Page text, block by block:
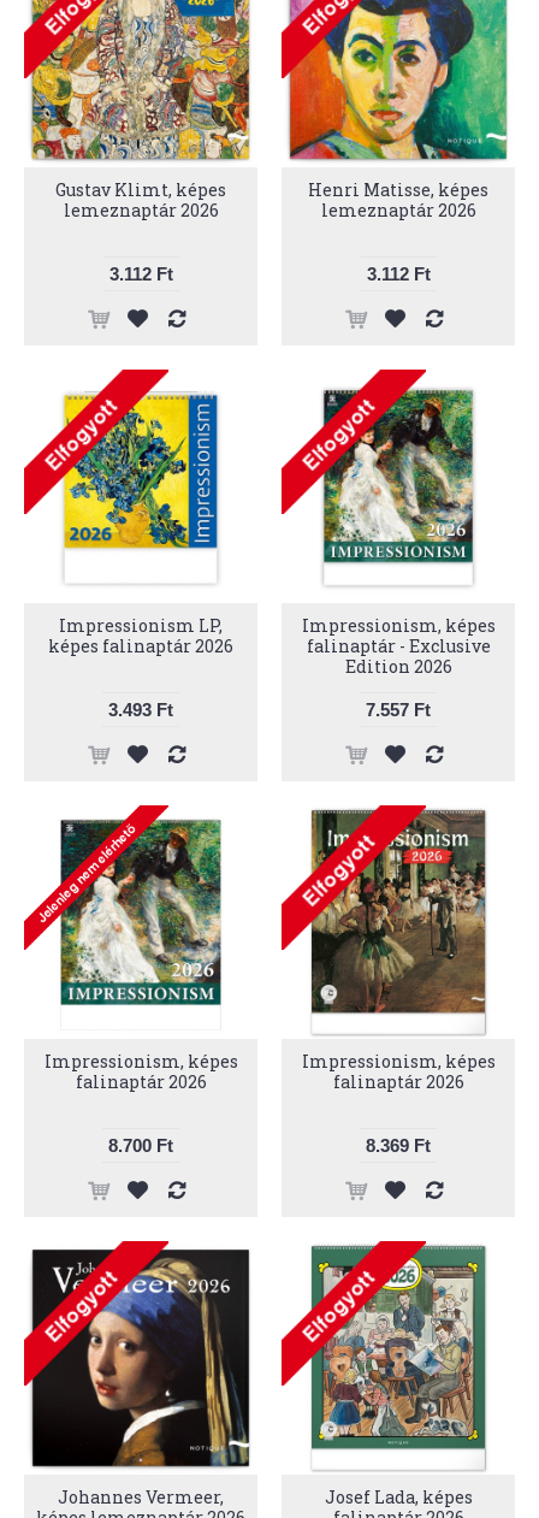
Gustav Klimt, képes
lemeznaptár 2026
3.112 Ft
Henri Matisse, képes
lemeznaptár 2026
3.112 Ft
Impressionism LP,
képes falinaptár 2026
3.493 Ft
Impressionism, képes
falinaptár - Exclusive
Edition 2026
7.557 Ft
Impressionism, képes
falinaptár 2026
8.700 Ft
Impressionism, képes
falinaptár 2026
8.369 Ft
Johannes Vermeer,
Josef Lada, képes